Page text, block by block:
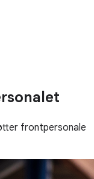
frontpersonale